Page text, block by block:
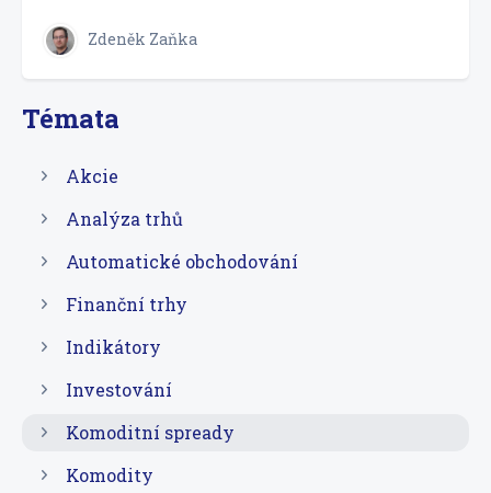
Zdeněk Zaňka
Témata
Akcie
Analýza trhů
Automatické obchodování
Finanční trhy
Indikátory
Investování
Komoditní spready
Komodity